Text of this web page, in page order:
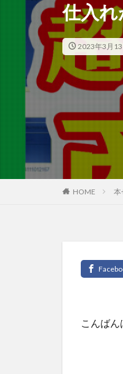
仕入
2023年3月13
HOME 本
こんばん